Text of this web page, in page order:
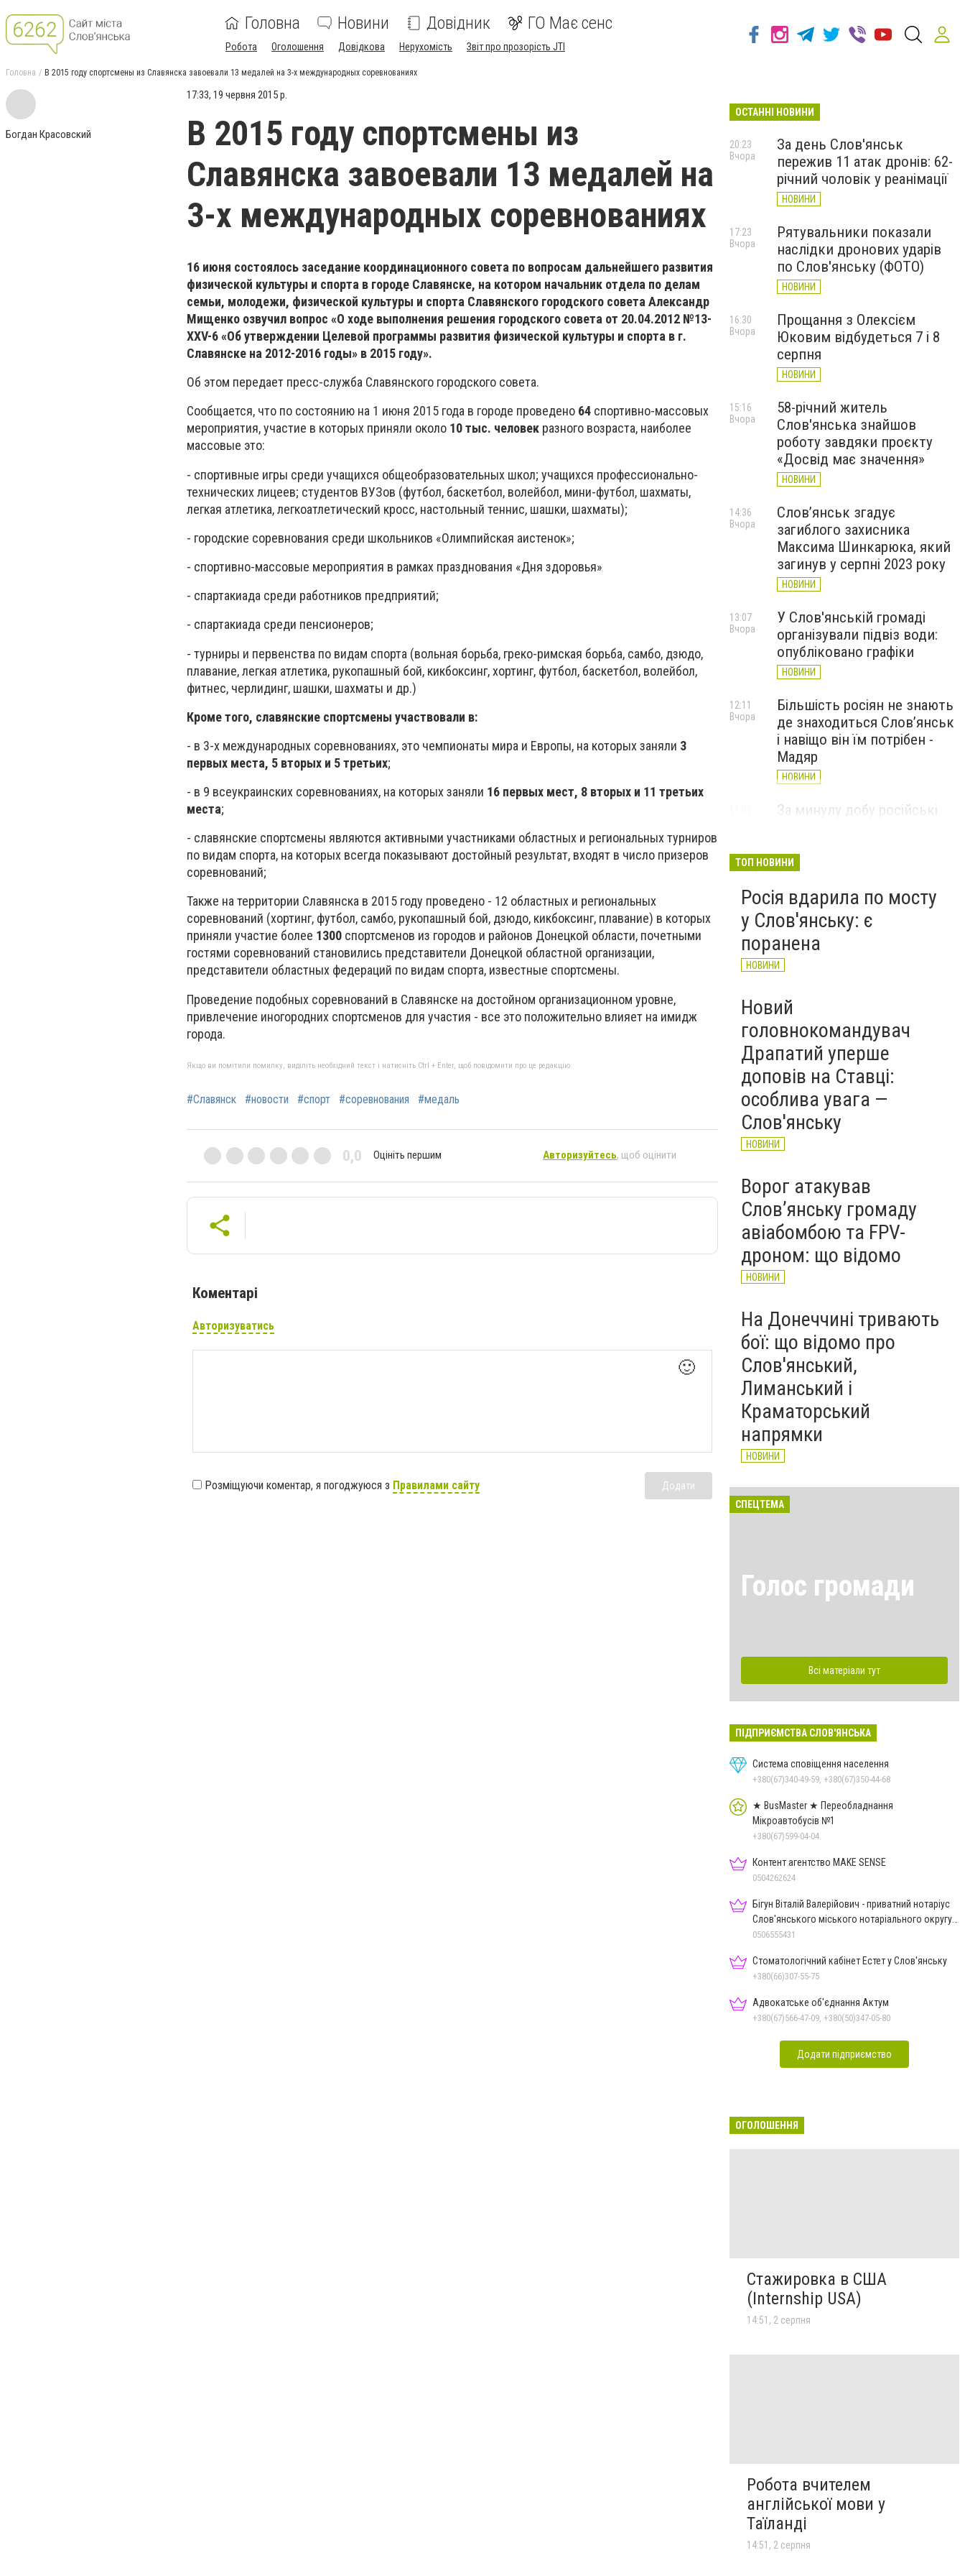
Головна Новини Довідник ГО Має сенс
Робота Оголошення Довідкова Нерухомість Звіт про прозорість JTI
Головна В 2015 году спортсмены из Славянска завоевали 13 медалей на 3-х международных соревнованиях
Богдан Красовский
17:33, 19 червня 2015 р.
В 2015 году спортсмены из
Славянска завоевали 13 медалей на
3-х международных соревнованиях
16 июня состоялось заседание координационного совета по вопросам дальнейшего развития
физической культуры и спорта в городе Славянске, на котором начальник отдела по делам
семьи, молодежи, физической культуры и спорта Славянского городского совета Александр
Мищенко озвучил вопрос «О ходе выполнения решения городского совета от 20.04.2012 №13-
ХХV-6 «Об утверждении Целевой программы развития физической культуры и спорта в г.
Славянске на 2012-2016 годы» в 2015 году».
Об этом передает пресс-служба Славянского городского совета.
Сообщается, что по состоянию на 1 июня 2015 года в городе проведено 64 спортивно-массовых
мероприятия, участие в которых приняли около 10 тыс. человек разного возраста, наиболее
массовые это:
- спортивные игры среди учащихся общеобразовательных школ; учащихся профессионально-
технических лицеев; студентов ВУЗов (футбол, баскетбол, волейбол, мини-футбол, шахматы,
легкая атлетика, легкоатлетический кросс, настольный теннис, шашки, шахматы);
- городские соревнования среди школьников «Олимпийская аистенок»;
- спортивно-массовые мероприятия в рамках празднования «Дня здоровья»
- спартакиада среди работников предприятий;
- спартакиада среди пенсионеров;
- турниры и первенства по видам спорта (вольная борьба, греко-римская борьба, самбо, дзюдо,
плавание, легкая атлетика, рукопашный бой, кикбоксинг, хортинг, футбол, баскетбол, волейбол,
фитнес, черлидинг, шашки, шахматы и др.)
Кроме того, славянские спортсмены участвовали в:
- в 3-х международных соревнованиях, это чемпионаты мира и Европы, на которых заняли 3
первых места, 5 вторых и 5 третьих;
- в 9 всеукраинских соревнованиях, на которых заняли 16 первых мест, 8 вторых и 11 третьих
места;
- славянские спортсмены являются активными участниками областных и региональных турниров
по видам спорта, на которых всегда показывают достойный результат, входят в число призеров
соревнований;
Также на территории Славянска в 2015 году проведено - 12 областных и региональных
соревнований (хортинг, футбол, самбо, рукопашный бой, дзюдо, кикбоксинг, плавание) в которых
приняли участие более 1300 спортсменов из городов и районов Донецкой области, почетными
гостями соревнований становились представители Донецкой областной организации,
представители областных федераций по видам спорта, известные спортсмены.
Проведение подобных соревнований в Славянске на достойном организационном уровне,
привлечение иногородних спортсменов для участия - все это положительно влияет на имидж
города.
Якщо ви помітили помилку, виділіть необхідний текст і натисніть Ctrl + Enter, щоб повідомити про це редакцію
#Славянск #новости #спорт #соревнования #медаль
0,0 Оцініть першим Авторизуйтесь, щоб оцінити
Коментарі
Авторизуватись
🙂
Розміщуючи коментар, я погоджуюся з Правилами сайту Додати
ОСТАННІ НОВИНИ
За день Слов'янськ
пережив 11 атак дронів: 62-
річний чоловік у реанімації
НОВИНИ
20:23
Вчора
Рятувальники показали
наслідки дронових ударів
по Слов'янську (ФОТО)
НОВИНИ
17:23
Вчора
Прощання з Олексієм
Юковим відбудеться 7 і 8
серпня
НОВИНИ
16:30
Вчора
58-річний житель
Слов'янська знайшов
роботу завдяки проєкту
«Досвід має значення»
НОВИНИ
15:16
Вчора
Слов’янськ згадує
загиблого захисника
Максима Шинкарюка, який
загинув у серпні 2023 року
НОВИНИ
14:36
Вчора
У Слов'янській громаді
організували підвіз води:
опубліковано графіки
НОВИНИ
13:07
Вчора
Більшість росіян не знають
де знаходиться Слов’янськ
і навіщо він їм потрібен -
Мадяр
НОВИНИ
12:11
Вчора
За минулу добу російські
великої війни: 6 серпня
ТОП НОВИНИ
Росія вдарила по мосту
у Слов'янську: є
поранена
НОВИНИ
Новий
головнокомандувач
Драпатий уперше
доповів на Ставці:
особлива увага —
Слов'янську
НОВИНИ
Ворог атакував
Слов’янську громаду
авіабомбою та FPV-
дроном: що відомо
НОВИНИ
На Донеччині тривають
бої: що відомо про
Слов'янський,
Лиманський і
Краматорський
напрямки
НОВИНИ
СПЕЦТЕМА
Голос громади
Всі матеріали тут
ПІДПРИЄМСТВА СЛОВ'ЯНСЬКА
Система сповіщення населення
+380(67)340-49-59, +380(67)350-44-68
★ BusMaster ★ Переобладнання
Мікроавтобусів №1
+380(67)599-04-04
Контент агентство MAKE SENSE
0504262624
Бігун Віталій Валерійович - приватний нотаріус
Слов'янського міського нотаріального округу
Дон.обл.
0506555431
Стоматологічний кабінет Естет у Слов'янську
+380(66)307-55-75
Адвокатське об'єднання Актум
+380(67)566-47-09, +380(50)347-05-80
Додати підприємство
ОГОЛОШЕННЯ
Стажировка в США
(Internship USA)
14:51, 2 серпня
Робота вчителем
англійської мови у
Таїланді
14:51, 2 серпня